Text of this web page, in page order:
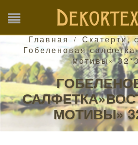
Главная / Скатерти,
Гобеленовая
мотивы»
МОТИВЫ»